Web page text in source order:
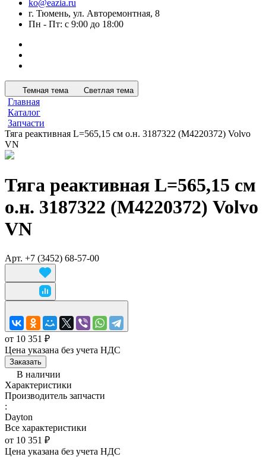
ko@eazia.ru
г. Тюмень, ул. Авторемонтная, 8
Пн - Пт: с 9:00 до 18:00
Темная тема Светлая тема
Главная
Каталог
Запчасти
Тяга реактивная L=565,15 см о.н. 3187322 (M4220372) Volvo
VN
Тяга реактивная L=565,15 см
о.н. 3187322 (M4220372) Volvo
VN
Арт. +7 (3452) 68-57-00
от 10 351 ₽
Цена указана без учета НДС
Заказать
В наличии
Характеристики
Производитель запчасти
:
Dayton
Все характеристики
от 10 351 ₽
Цена указана без учета НДС